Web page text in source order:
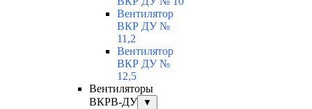
Вентилятор
ВКР ДУ №
11,2
Вентилятор
ВКР ДУ №
12,5
Вентиляторы
ВКРВ-ДУ
▼